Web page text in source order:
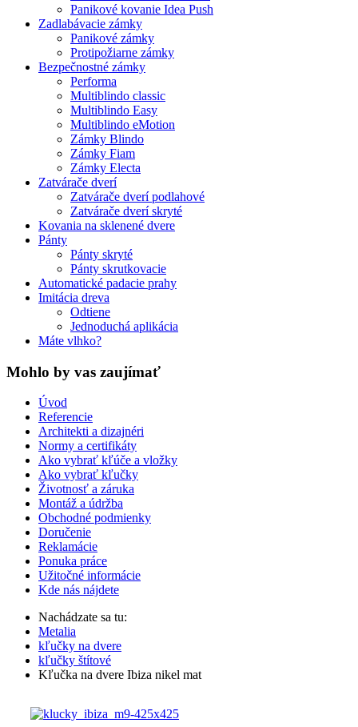
Panikové kovanie Idea Push
Zadlabávacie zámky
Panikové zámky
Protipožiarne zámky
Bezpečnostné zámky
Performa
Multiblindo classic
Multiblindo Easy
Multiblindo eMotion
Zámky Blindo
Zámky Fiam
Zámky Electa
Zatvárače dverí
Zatvárače dverí podlahové
Zatvárače dverí skryté
Kovania na sklenené dvere
Pánty
Pánty skryté
Pánty skrutkovacie
Automatické padacie prahy
Imitácia dreva
Odtiene
Jednoduchá aplikácia
Máte vlhko?
Mohlo by vas zaujímať
Úvod
Referencie
Architekti a dizajnéri
Normy a certifikáty
Ako vybrať kľúče a vložky
Ako vybrať kľučky
Životnosť a záruka
Montáž a údržba
Obchodné podmienky
Doručenie
Reklamácie
Ponuka práce
Užitočné informácie
Kde nás nájdete
Nachádzate sa tu:
Metalia
kľučky na dvere
kľučky štítové
Kľučka na dvere Ibiza nikel mat